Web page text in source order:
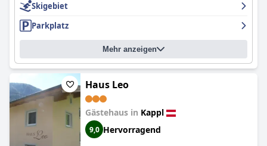
Skigebiet
Parkplatz
Mehr anzeigen
Haus Leo
Gästehaus in Kappl
9,0 Hervorragend